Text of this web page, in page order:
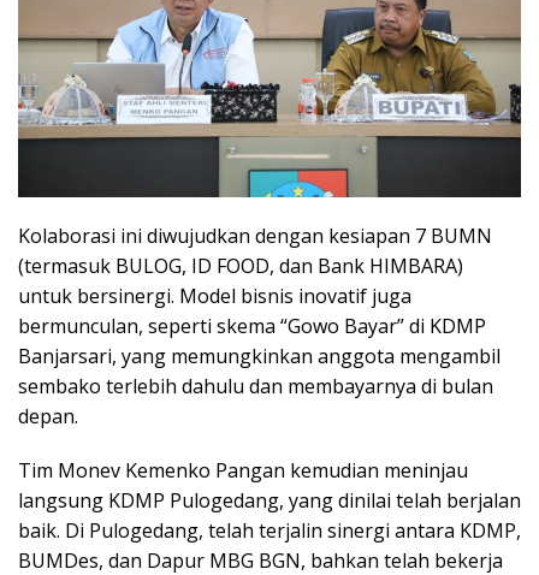
Kolaborasi ini diwujudkan dengan kesiapan 7 BUMN
(termasuk BULOG, ID FOOD, dan Bank HIMBARA)
untuk bersinergi. Model bisnis inovatif juga
bermunculan, seperti skema “Gowo Bayar” di KDMP
Banjarsari, yang memungkinkan anggota mengambil
sembako terlebih dahulu dan membayarnya di bulan
depan.
Tim Monev Kemenko Pangan kemudian meninjau
langsung KDMP Pulogedang, yang dinilai telah berjalan
baik. Di Pulogedang, telah terjalin sinergi antara KDMP,
BUMDes, dan Dapur MBG BGN, bahkan telah bekerja